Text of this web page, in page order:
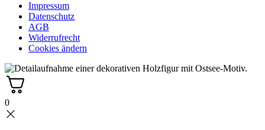
Impressum
Datenschutz
AGB
Widerrufrecht
Cookies ändern
0